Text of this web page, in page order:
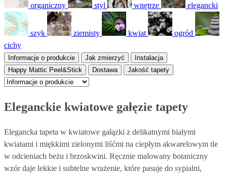
organiczny styl wnętrze elegancki
szyk ziemisty kwiat
ogród
cichy
Informacje o produkcie Jak zmierzyć
Instalacja
Happy Mattic Peel&Stick
Dostawa Jakość tapety
Eleganckie kwiatowe gałęzie tapety
Elegancka tapeta w kwiatowe gałązki z delikatnymi białymi
kwiatami i miękkimi zielonymi liśćmi na ciepłym akwarelowym tle
w odcieniach beżu i brzoskwini. Ręcznie malowany botaniczny
wzór daje lekkie i subtelne wrażenie, które pasuje do sypialni,